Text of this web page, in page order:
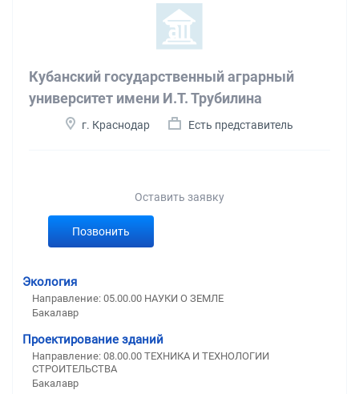
Кубанский государственный аграрный
университет имени И.Т. Трубилина
г. Краснодар Есть представитель
Оставить заявку
Позвонить
Экология
Направление: 05.00.00 НАУКИ О ЗЕМЛЕ
Бакалавр
Проектирование зданий
Направление: 08.00.00 ТЕХНИКА И ТЕХНОЛОГИИ
СТРОИТЕЛЬСТВА
Бакалавр